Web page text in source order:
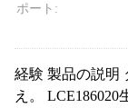
ポート:
経験 製品の説明
え。